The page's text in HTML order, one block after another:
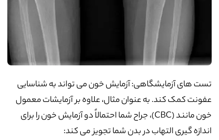
تست های آزمایشگاهی: آزمایش خون می تواند به شناسایی
عفونت کمک کند. به عنوان مثال، علاوه بر آزمایشات معمول
خون مانند (CBC)، جراح شما احتمالاً دو آزمایش خون را برای
اندازه گیری التهاب در بدن شما تجویز می کند: